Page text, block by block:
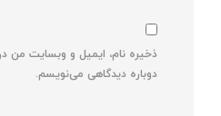
ذخیره نام، ایمیل و وبسایت من
دوباره دیدگاهی می‌نویسم.